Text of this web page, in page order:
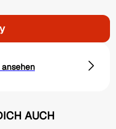
AUCH